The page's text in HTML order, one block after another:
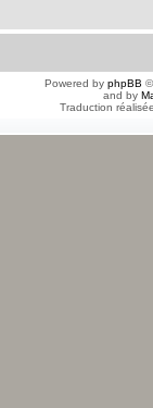
Powered by phpBB
and by
Traduction